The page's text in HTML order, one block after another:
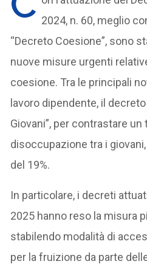
2024, n. 60, meglio
“Decreto Coesione”, sono
nuove misure urgenti
coesione. Tra le principali
lavoro dipendente, il
Giovani”, per contrastare un
disoccupazione tra i
del 19%.
In particolare, i decreti
2025 hanno reso la misura
stabilendo modalità di
per la fruizione da parte